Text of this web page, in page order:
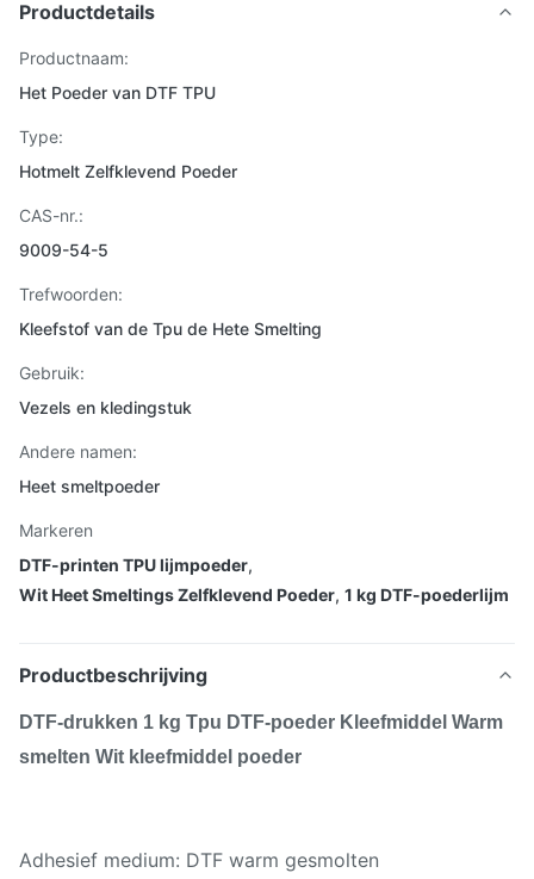
Productdetails
Productnaam:
Het Poeder van DTF TPU
Type:
Hotmelt Zelfklevend Poeder
CAS-nr.:
9009-54-5
Trefwoorden:
Kleefstof van de Tpu de Hete Smelting
Gebruik:
Vezels en kledingstuk
Andere namen:
Heet smeltpoeder
Markeren
DTF-printen TPU lijmpoeder,
Wit Heet Smeltings Zelfklevend Poeder, 1 kg DTF-poederlijm
Productbeschrijving
DTF-drukken 1 kg Tpu DTF-poeder Kleefmiddel Warm
smelten Wit kleefmiddel poeder
Adhesief medium: DTF warm gesmolten